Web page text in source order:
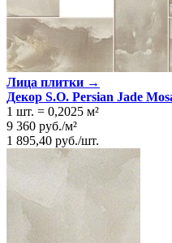
Лица плитки →
Декор S.O. Persian Jade
1 шт. = 0,2025 м²
9 360 руб./м²
1 895,40 руб./шт.